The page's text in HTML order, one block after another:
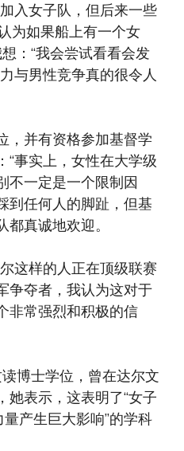
入女子队，但后来一些
为如果船上有一个女
：“我会尝试看看会发
与男性竞争真的很令人
，并有资格参加基督学
“事实上，女性在大学级
不一定是一个限制因
到任何人的脚趾，但基
真诚地欢迎。
这样的人正在顶级联赛
争夺者，我认为这对于
非常强烈和积极的信
博士学位，曾在达尔文
她表示，这表明了“女子
产生巨大影响”的学科